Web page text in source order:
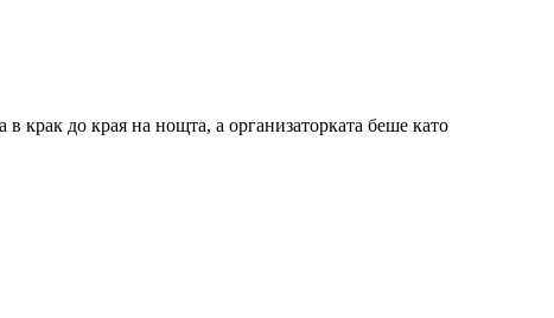
крак до края на нощта, а организаторката беше като